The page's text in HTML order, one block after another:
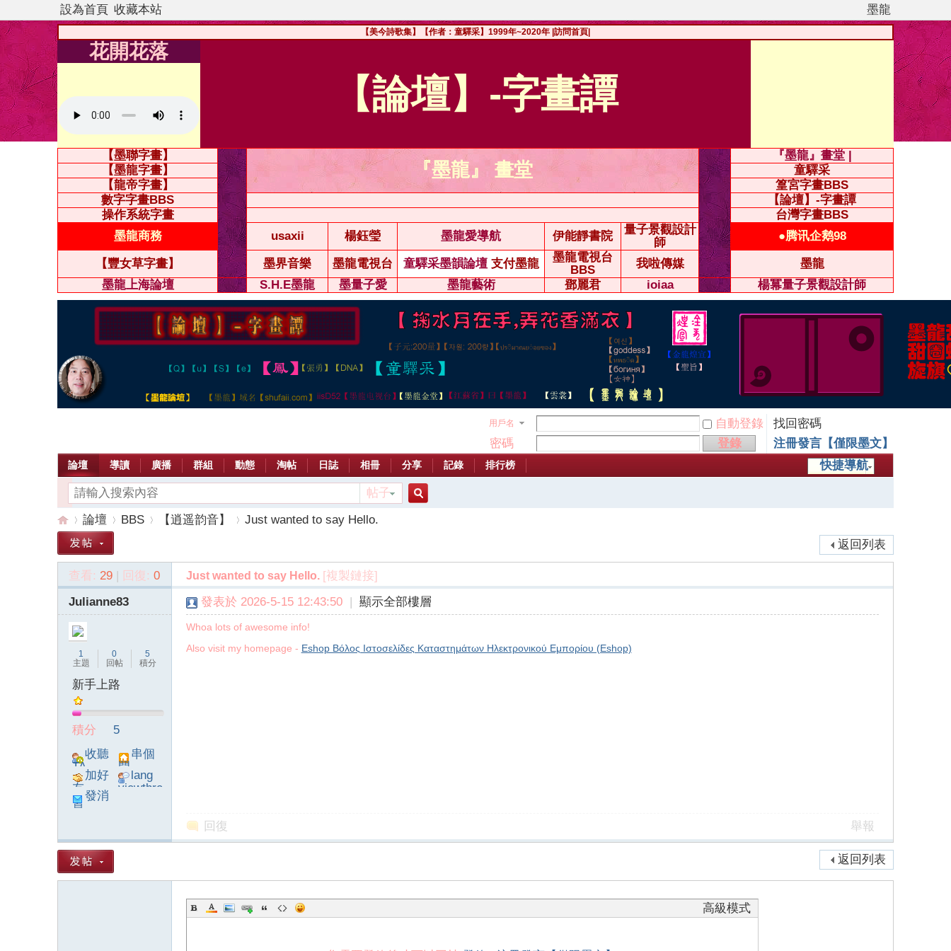
設為首頁 收藏本站 墨龍
【美今詩歌集】【作者：童驛采】1999年~2020年 |訪問首頁|
花開花落
【論壇】-字畫譚
【墨聯字畫】
『墨龍』 畫堂
『墨龍』畫堂 |
【墨龍字畫】
童驛采
【龍帝字畫】
篁宮字畫BBS
數字字畫BBS
【論壇】-字畫譚
操作系統字畫
台灣字畫BBS
墨龍商務
usaxii 楊鈺瑩 墨龍愛導航 伊能靜書院
量子景觀設計
師
●腾讯企鹅98
【豐女草字畫】 墨界音樂 墨龍電視台 童驛采墨韻論壇 支付墨龍
墨龍電視台
BBS
我啦傳媒
墨龍
墨龍上海論壇
S.H.E墨龍 墨量子愛 墨龍藝術 鄧麗君 ioiaa 楊冪量子景觀設計師
用戶名 自動登錄
找回密碼
密碼
登錄
注冊發言【僅限墨文】
快捷導航
論壇 導讀 廣播 群組 動態 淘帖 日誌 相冊 分享 記錄 排行榜
帖子
»
論壇
›
BBS
›
【逍遥韵音】
›
Just wanted to say Hello.
返回列表
查看: 29 | 回復: 0 Just wanted to say Hello. [複製鏈接]
Julianne83
1
主題
0
回帖
5
積分
新手上路
積分
5
收聽
TA
串個
門
加好
友
lang
viewthre
發消
息
發表於 2026-5-15 12:43:50 | 顯示全部樓層
Whoa lots of awesome info!
Also visit my homepage - Eshop Βόλος Ιστοσελίδες Καταστημάτων Ηλεκτρονικού Εμπορίου (Eshop)
回復 舉報
返回列表
高級模式